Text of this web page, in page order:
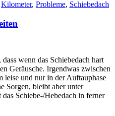
Kilometer, Probleme, Schiebedach
wenn das Schiebedach hart
Geräusche. Irgendwas zwischen
leise und nur in der Auftauphase
Sorgen, bleibt aber unter
Schiebe-/Hebedach in ferner